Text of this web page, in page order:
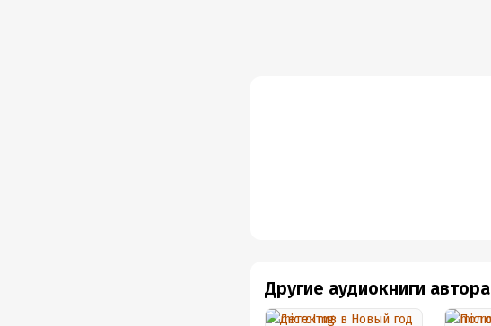
Другие аудиокниги автора